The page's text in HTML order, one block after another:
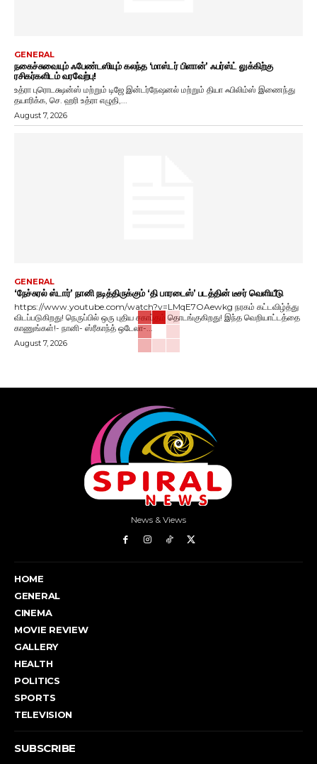
GENERAL
நகைச்சுவையும் ஃபேண்டஸியும் கலந்த ‘மாஸ்டர் பிளான்’ ஃபர்ஸ்ட் லுக்கிற்கு
ரசிகர்களிடம் வரவேற்பு!
உத்ரா புரொடக்ஷன்ஸ் மற்றும் டிஜே இன்டர்நேஷனல் மற்றும் தியா ஃபிலிம்ஸ் இணைந்து
தயாரிக்க, செ. ஹரி உத்ரா எழுதி,...
August 7, 2026
GENERAL
‘நேச்சுரல் ஸ்டார்’ நானி நடித்திருக்கும் ‘தி பாரடைஸ்’ படத்தின் டீசர் வெளியீடு
https://www.youtube.com/watch?v=LMqE7OAewkg நரகம் கட்டவிழ்த்து
விடப்படுகிறது! நெருப்பில் ஒரு புதிய சகாப்தம் தொடங்குகிறது! இந்த வெறியாட்டத்தை
காணுங்கள்!- நானி- ஸ்ரீகாந்த் ஒடேலா-...
August 7, 2026
News & Views
HOME
GENERAL
CINEMA
MOVIE REVIEW
GALLERY
HEALTH
POLITICS
SPORTS
TELEVISION
SUBSCRIBE